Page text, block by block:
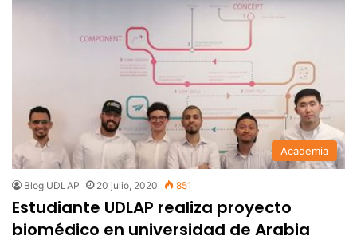
Academia
Blog UDLAP 20 julio, 2020 851
Estudiante UDLAP realiza proyecto
biomédico en universidad de Arabia